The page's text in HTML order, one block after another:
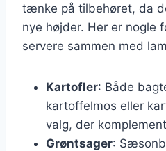
tænke på tilbehøret, da
nye højder. Her er nogle
servere sammen med
Kartofler: Både
kartoffelmos eller
valg, der
Grøntsager: